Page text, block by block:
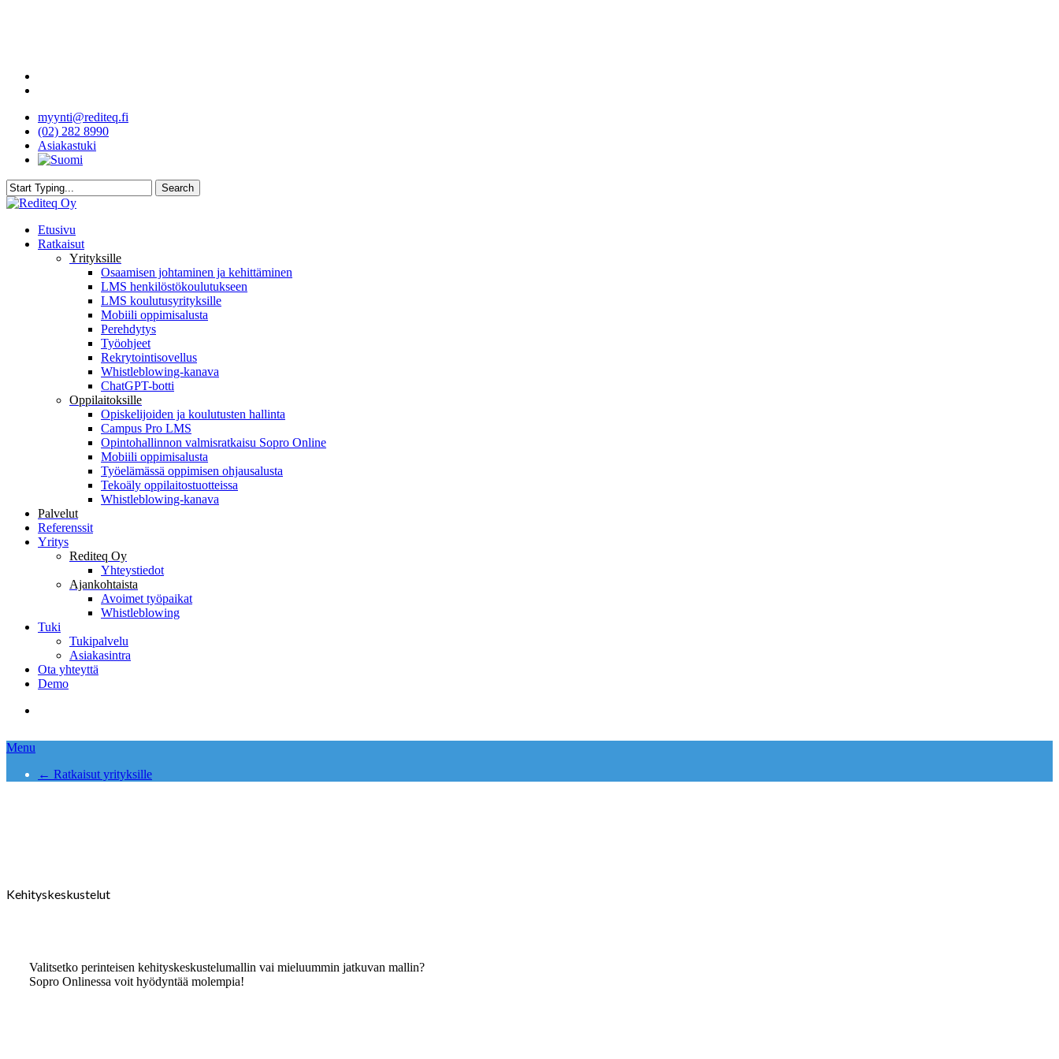
myynti@rediteq.fi
(02) 282 8990
Asiakastuki
Search
Close
search
Menu
Etusivu
Ratkaisut
Yrityksille
Osaamisen johtaminen ja kehittäminen
LMS henkilöstökoulutukseen
LMS koulutusyrityksille
Mobiili oppimisalusta
Perehdytys
Työohjeet
Rekrytointisovellus
Whistleblowing-kanava
ChatGPT-botti
Oppilaitoksille
Opiskelijoiden ja koulutusten hallinta
Campus Pro LMS
Opintohallinnon valmisratkaisu Sopro Online
Mobiili oppimisalusta
Työelämässä oppimisen ohjausalusta
Tekoäly oppilaitostuotteissa
Whistleblowing-kanava
Palvelut
Referenssit
Yritys
Rediteq Oy
Yhteystiedot
Ajankohtaista
Avoimet työpaikat
Whistleblowing
Tuki
Tukipalvelu
Asiakasintra
Ota yhteyttä
Demo
Menu
← Ratkaisut yrityksille
Kehityskeskustelut
Valitsetko perinteisen kehityskeskustelumallin vaimieluummin jatkuvan mallin?
Sopro Onlinessa voit hyödyntää molempia!